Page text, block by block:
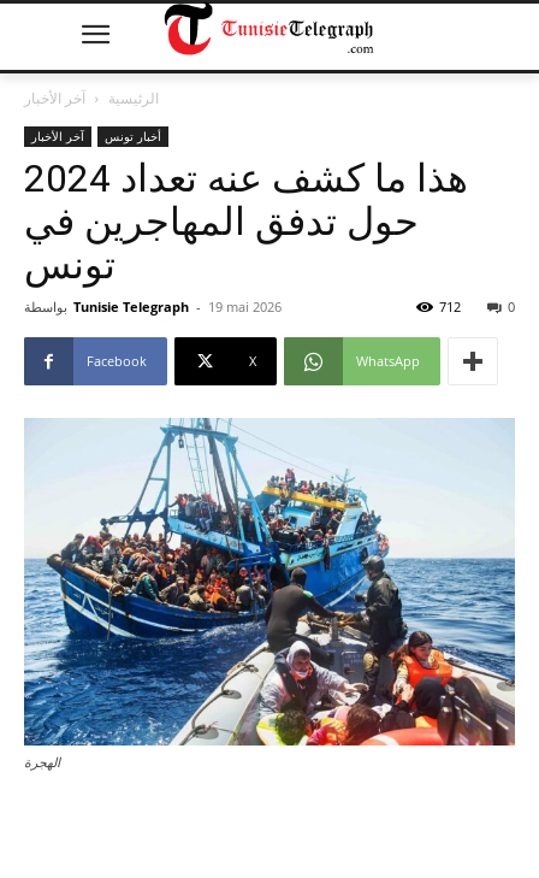
الرئيسية آخر الأخبار
آخر الأخبار أخبار تونس
هذا ما كشف عنه تعداد 2024
حول تدفق المهاجرين في
تونس
بواسطة Tunisie Telegraph - 19 mai 2026 0
712
Facebook X WhatsApp
الهجرة